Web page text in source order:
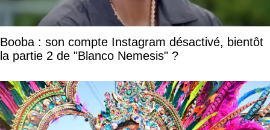
Booba : son compte Instagram désactivé, bientôt
la partie 2 de "Blanco Nemesis" ?